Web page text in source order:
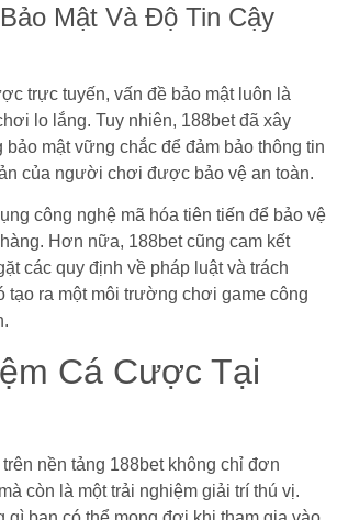
Mật Và Độ Tin Cậy
trực tuyến, vấn đề bảo mật luôn là
lo lắng. Tuy nhiên, 188bet đã xây
bảo mật vững chắc để đảm bảo thông tin
của người chơi được bảo vệ an toàn.
công nghệ mã hóa tiên tiến để bảo vệ
Hơn nữa, 188bet cũng cam kết
các quy định về pháp luật và trách
tạo ra một môi trường chơi game công
Cá Cược Tại
nền tảng 188bet không chỉ đơn
còn là một trải nghiệm giải trí thú vị.